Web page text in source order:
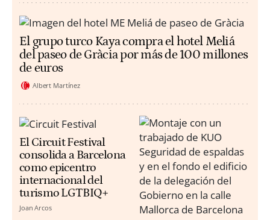
El grupo turco Kaya compra el hotel Meliá
del paseo de Gràcia por más de 100 millones
de euros
Albert Martínez
El Circuit Festival
consolida a Barcelona
como epicentro
internacional del
turismo LGTBIQ+
Joan Arcos